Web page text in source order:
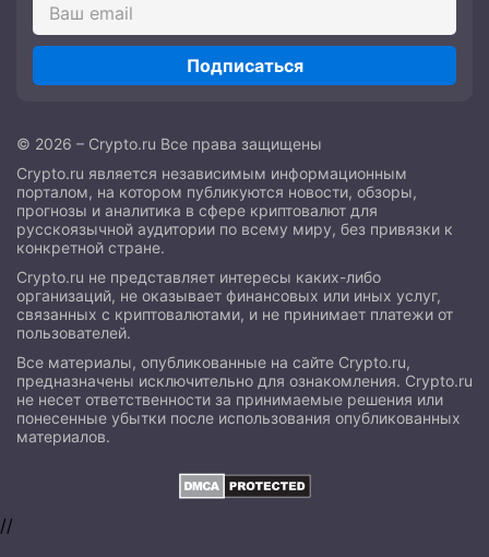
Подписаться
© 2026 – Crypto.ru Все права защищены
Crypto.ru является независимым информационным
порталом, на котором публикуются новости, обзоры,
прогнозы и аналитика в сфере криптовалют для
русскоязычной аудитории по всему миру, без привязки к
конкретной стране.
Crypto.ru не представляет интересы каких-либо
организаций, не оказывает финансовых или иных услуг,
связанных с криптовалютами, и не принимает платежи от
пользователей.
Все материалы, опубликованные на сайте Crypto.ru,
предназначены исключительно для ознакомления. Crypto.ru
не несет ответственности за принимаемые решения или
понесенные убытки после использования опубликованных
материалов.
//